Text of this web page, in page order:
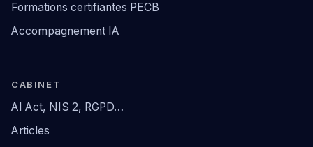
Formations certifiantes PECB
Accompagnement IA
CABINET
AI Act, NIS 2, RGPD…
Articles